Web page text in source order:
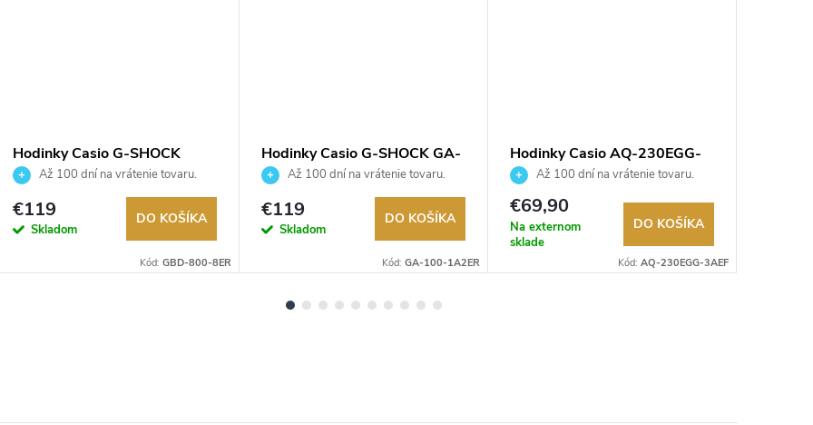
Hodinky Casio G-SHOCK
GBD-800-8ER
Až 100 dní na vrátenie tovaru.
Autorizovaný predajca.
€119
Skladom
DO KOŠÍKA
Kód: GBD-800-8ER
Hodinky Casio G-SHOCK GA-
100-1A2ER
Až 100 dní na vrátenie tovaru.
Autorizovaný predajca.
€119
Skladom
DO KOŠÍKA
Kód: GA-100-1A2ER
Hodinky Casio AQ-230EGG-
3AEFAž 100 dní na vrátenie tovaru.
Autorizovaný predajca.
€69,90
Na externom
sklade
DO KOŠÍKA
Kód: AQ-230EGG-3AEF